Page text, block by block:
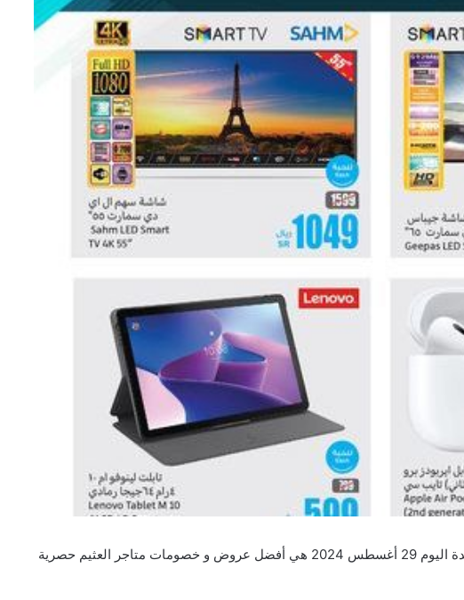
تخفيضات و عروض العثيم الالكترونية بصفحة واحدة اليوم 29 أغسطس 2024 هي أفضل عروض و خصومات متاجر العثيم حصرية